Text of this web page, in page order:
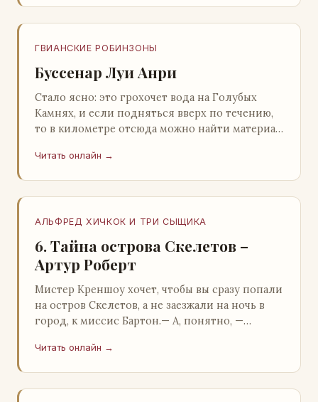
ГВИАНСКИЕ РОБИНЗОНЫ
Буссенар Луи Анри
Стало ясно: это грохочет вода на Голубых
Камнях, и если подняться вверх по течению,
то в километре отсюда можно найти материал
крас…
Читать онлайн →
АЛЬФРЕД ХИЧКОК И ТРИ СЫЩИКА
6. Тайна острова Скелетов –
Артур Роберт
Мистер Креншоу хочет, чтобы вы сразу попали
на остров Скелетов, а не заезжали на ночь в
город, к миссис Бартон.— А, понятно, —
«кризис»…
Читать онлайн →